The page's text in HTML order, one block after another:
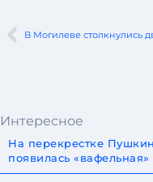
Интересное
На перекрестке
появилась «вафельная»